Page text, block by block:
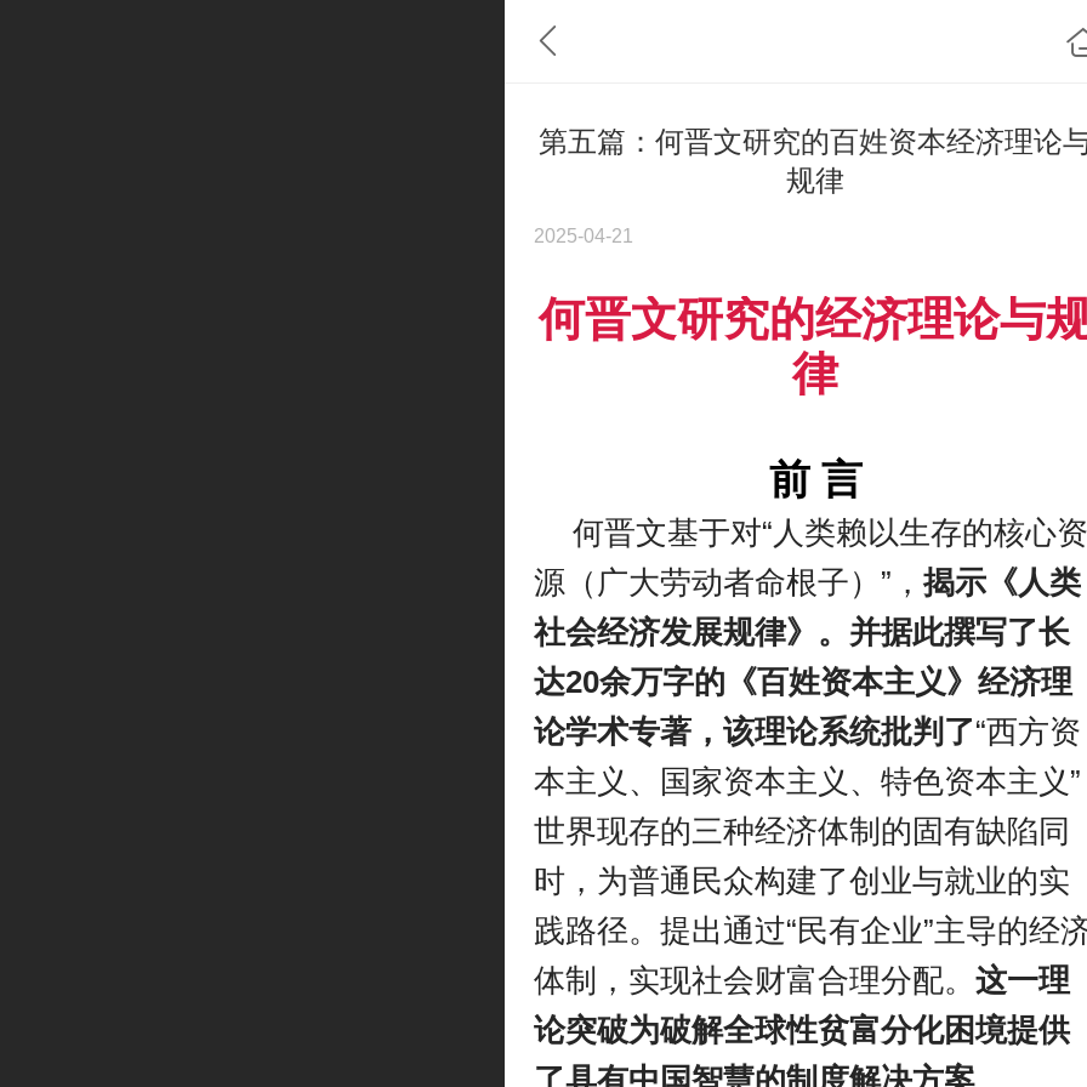
第五篇：何晋文研究的百姓资本经济理论
规律
2025-04-21
何晋文研究的经济理论与
律
前 言
何晋文基于对“人类赖以生存的核心资
源（广大劳动者命根子）”， 揭示《人类
社会经济发展规律》。并据此撰写了长
达20余万字的《百姓资本主义》经济理
论学术专著，该理论系统批判了“西方资
本主义、国家资本主义、特色资本主义”
世界现存的三种经济体制的固有缺陷同
时，为普通民众构建了创业与就业的实
践路径。提出通过“民有企业”主导的经
体制，实现社会财富合理分配。 这一理
论突破为破解全球性贫富分化困境提供
了具有中国智慧的制度解决方案